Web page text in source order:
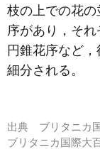
枝の上での花
序があり，そ
円錐花序など
細分される。
出典 ブリタニカ
ブリタニカ国際